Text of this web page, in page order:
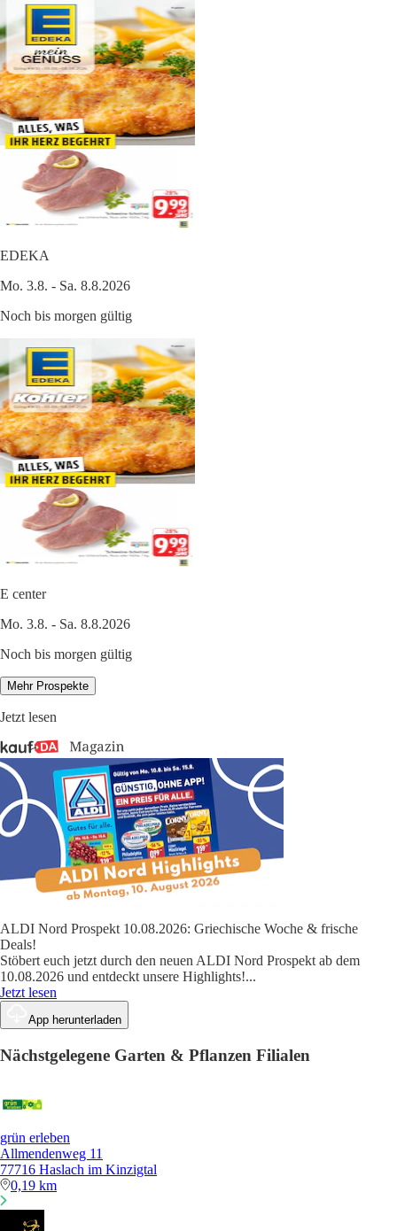
EDEKA
Mo. 3.8. - Sa. 8.8.2026
Noch bis morgen gültig
E center
Mo. 3.8. - Sa. 8.8.2026
Noch bis morgen gültig
Mehr Prospekte
Jetzt lesen
ALDI Nord Prospekt 10.08.2026: Griechische Woche & frische
Deals!
Stöbert euch jetzt durch den neuen ALDI Nord Prospekt ab dem
10.08.2026 und entdeckt unsere Highlights!...
Jetzt lesen
App herunterladen
Nächstgelegene Garten & Pflanzen Filialen
grün erleben
Allmendenweg 11
77716 Haslach im Kinzigtal
0,19 km